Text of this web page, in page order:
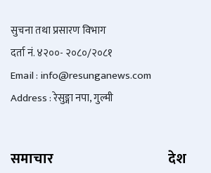
सुचना तथा प्रसारण विभाग
दर्ता नं. ४२००- २०८०/२०८१
Email : info@resunganews.com
Address : रेसुङ्गा नपा, गुल्मी
समाचार देश